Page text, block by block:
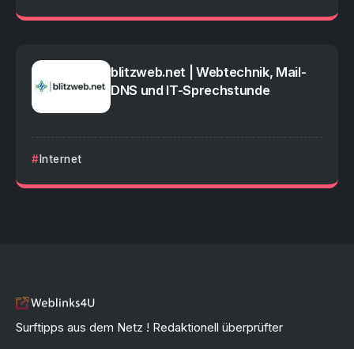
blitzweb.net | Webtechnik, Mail-
DNS und IT-Sprechstunde
Internet
Surftipps aus dem Netz ! Redaktionell überprüfter